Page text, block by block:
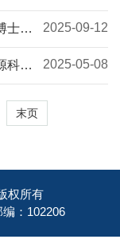
士研
2025-09-12
科技
2025-05-08
末页
权所有
编：102206